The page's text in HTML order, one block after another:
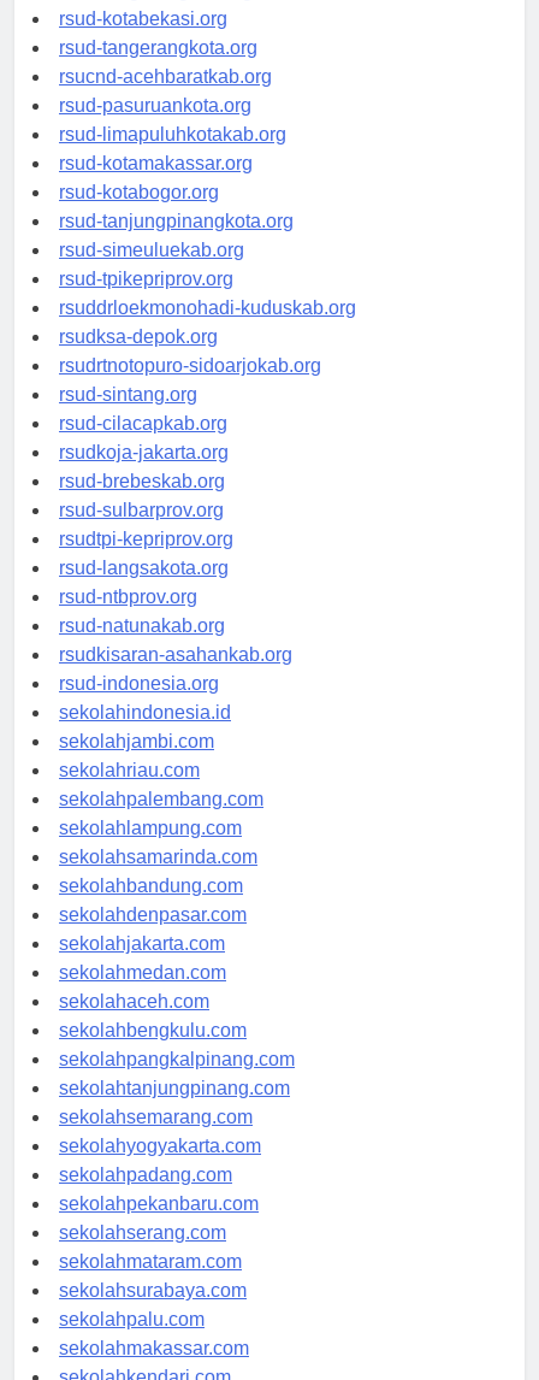
rsud-tangerangkab.org
rsud-kotabekasi.org
rsud-tangerangkota.org
rsucnd-acehbaratkab.org
rsud-pasuruankota.org
rsud-limapuluhkotakab.org
rsud-kotamakassar.org
rsud-kotabogor.org
rsud-tanjungpinangkota.org
rsud-simeuluekab.org
rsud-tpikepriprov.org
rsuddrloekmonohadi-kuduskab.org
rsudksa-depok.org
rsudrtnotopuro-sidoarjokab.org
rsud-sintang.org
rsud-cilacapkab.org
rsudkoja-jakarta.org
rsud-brebeskab.org
rsud-sulbarprov.org
rsudtpi-kepriprov.org
rsud-langsakota.org
rsud-ntbprov.org
rsud-natunakab.org
rsudkisaran-asahankab.org
rsud-indonesia.org
sekolahindonesia.id
sekolahjambi.com
sekolahriau.com
sekolahpalembang.com
sekolahlampung.com
sekolahsamarinda.com
sekolahbandung.com
sekolahdenpasar.com
sekolahjakarta.com
sekolahmedan.com
sekolahaceh.com
sekolahbengkulu.com
sekolahpangkalpinang.com
sekolahtanjungpinang.com
sekolahsemarang.com
sekolahyogyakarta.com
sekolahpadang.com
sekolahpekanbaru.com
sekolahserang.com
sekolahmataram.com
sekolahsurabaya.com
sekolahpalu.com
sekolahmakassar.com